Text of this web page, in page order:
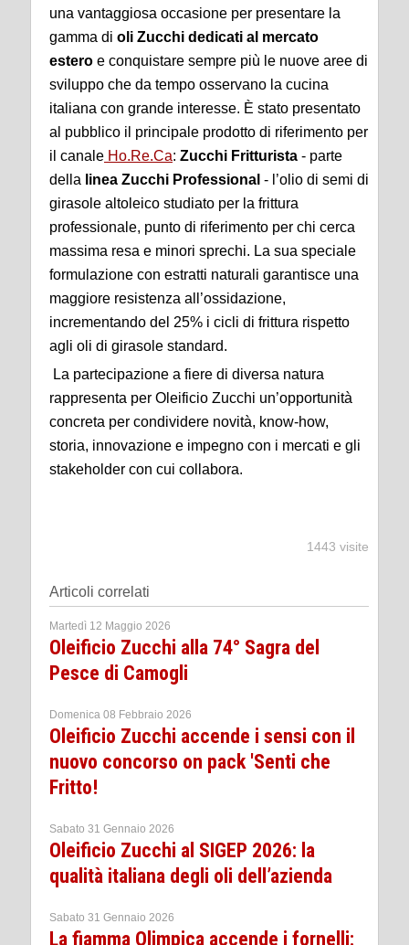
una vantaggiosa occasione per presentare la
gamma di oli Zucchi dedicati al mercato
estero e conquistare sempre più le nuove aree di
sviluppo che da tempo osservano la cucina
italiana con grande interesse. È stato presentato
al pubblico il principale prodotto di riferimento per
il canale Ho.Re.Ca: Zucchi Fritturista - parte
della linea Zucchi Professional - l’olio di semi di
girasole altoleico studiato per la frittura
professionale, punto di riferimento per chi cerca
massima resa e minori sprechi. La sua speciale
formulazione con estratti naturali garantisce una
maggiore resistenza all’ossidazione,
incrementando del 25% i cicli di frittura rispetto
agli oli di girasole standard.
La partecipazione a fiere di diversa natura
rappresenta per Oleificio Zucchi un’opportunità
concreta per condividere novità, know-how,
storia, innovazione e impegno con i mercati e gli
stakeholder con cui collabora.
1443 visite
Articoli correlati
Martedì 12 Maggio 2026
Oleificio Zucchi alla 74° Sagra del
Pesce di Camogli
Domenica 08 Febbraio 2026
Oleificio Zucchi accende i sensi con il
nuovo concorso on pack 'Senti che
Fritto!
Sabato 31 Gennaio 2026
Oleificio Zucchi al SIGEP 2026: la
qualità italiana degli oli dell’azienda
Sabato 31 Gennaio 2026
La fiamma Olimpica accende i fornelli: